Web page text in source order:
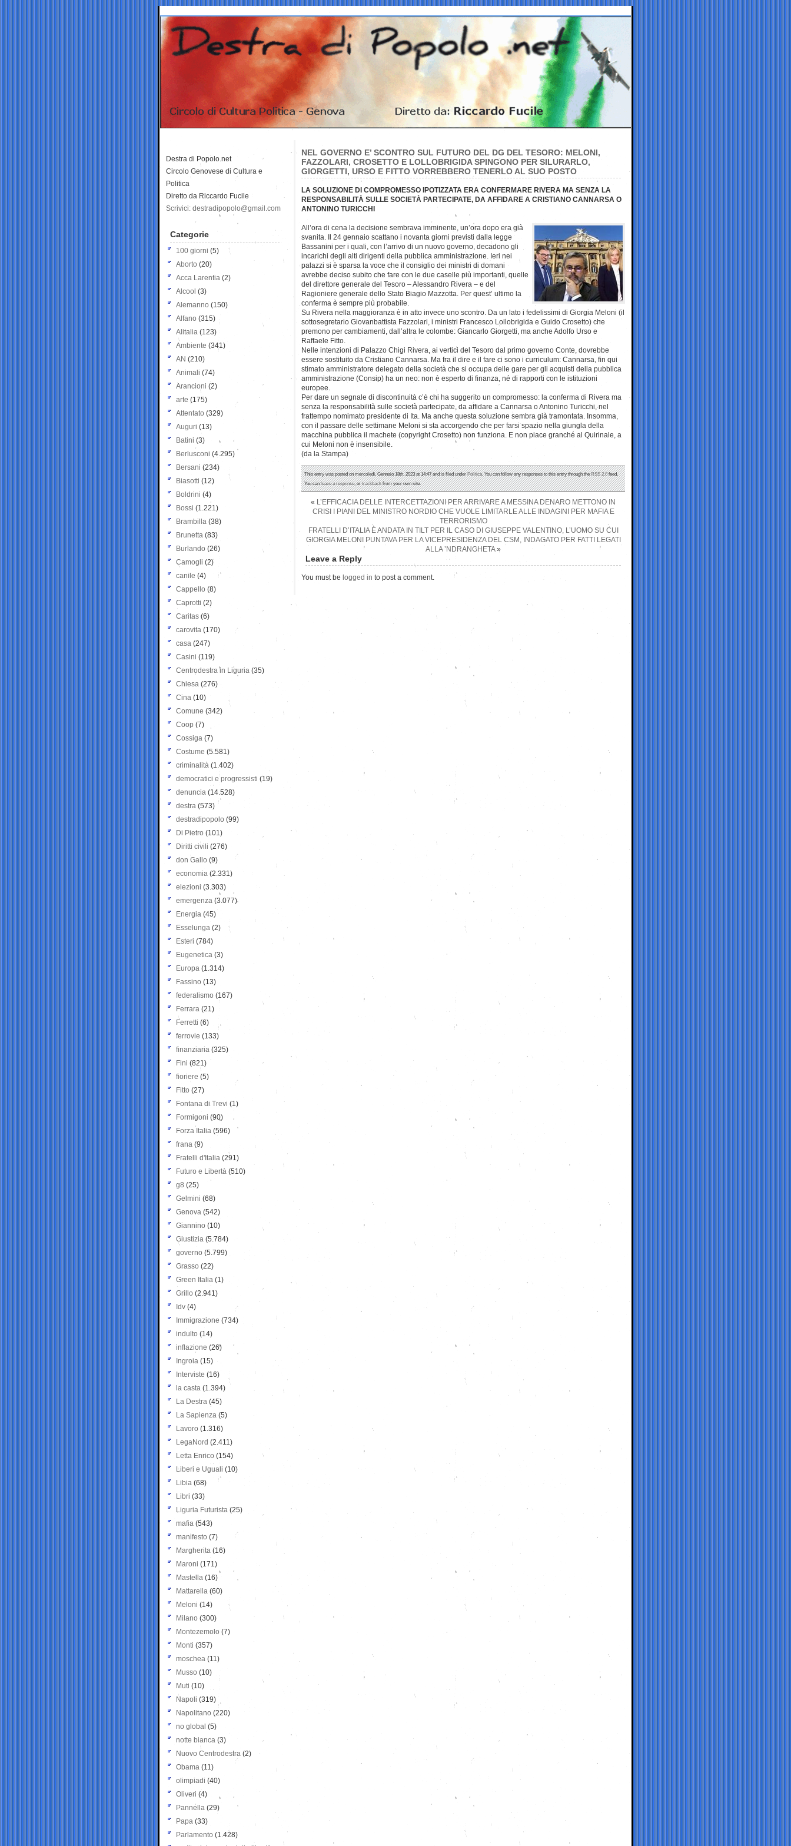
NEL GOVERNO E’ SCONTRO SUL FUTURO DEL DG DEL TESORO: MELONI,
FAZZOLARI, CROSETTO E LOLLOBRIGIDA SPINGONO PER SILURARLO,
GIORGETTI, URSO E FITTO VORREBBERO TENERLO AL SUO POSTO
LA SOLUZIONE DI COMPROMESSO IPOTIZZATA ERA CONFERMARE RIVERA MA SENZA LA
RESPONSABILITÀ SULLE SOCIETÀ PARTECIPATE, DA AFFIDARE A CRISTIANO CANNARSA O
ANTONINO TURICCHI
All’ora di cena la decisione sembrava imminente, un’ora dopo era già
svanita. Il 24 gennaio scattano i novanta giorni previsti dalla legge
Bassanini per i quali, con l’arrivo di un nuovo governo, decadono gli
incarichi degli alti dirigenti della pubblica amministrazione. Ieri nei
palazzi si è sparsa la voce che il consiglio dei ministri di domani
avrebbe deciso subito che fare con le due caselle più importanti, quelle
del direttore generale del Tesoro – Alessandro Rivera – e del
Ragioniere generale dello Stato Biagio Mazzotta. Per quest’ ultimo la
conferma è sempre più probabile.
Su Rivera nella maggioranza è in atto invece uno scontro. Da un lato i fedelissimi di Giorgia Meloni (il
sottosegretario Giovanbattista Fazzolari, i ministri Francesco Lollobrigida e Guido Crosetto) che
premono per cambiamenti, dall’altra le colombe: Giancarlo Giorgetti, ma anche Adolfo Urso e
Raffaele Fitto.
Nelle intenzioni di Palazzo Chigi Rivera, ai vertici del Tesoro dal primo governo Conte, dovrebbe
essere sostituito da Cristiano Cannarsa. Ma fra il dire e il fare ci sono i curriculum: Cannarsa, fin qui
stimato amministratore delegato della società che si occupa delle gare per gli acquisti della pubblica
amministrazione (Consip) ha un neo: non è esperto di finanza, né di rapporti con le istituzioni
europee.
Per dare un segnale di discontinuità c’è chi ha suggerito un compromesso: la conferma di Rivera ma
senza la responsabilità sulle società partecipate, da affidare a Cannarsa o Antonino Turicchi, nel
frattempo nomimato presidente di Ita. Ma anche questa soluzione sembra già tramontata. Insomma,
con il passare delle settimane Meloni si sta accorgendo che per farsi spazio nella giungla della
macchina pubblica il machete (copyright Crosetto) non funziona. E non piace granché al Quirinale, a
cui Meloni non è insensibile.
(da la Stampa)
This entry was posted on mercoledì, Gennaio 18th, 2023 at 14:47 and is filed underPolitica. You can follow any responses to this entry through theRSS 2.0feed.
You canleave a response, ortrackbackfrom your own site.
« L’EFFICACIA DELLE INTERCETTAZIONI PER ARRIVARE A MESSINA DENARO METTONO IN
CRISI I PIANI DEL MINISTRO NORDIO CHE VUOLE LIMITARLE ALLE INDAGINI PER MAFIA E
TERRORISMO
FRATELLI D’ITALIA È ANDATA IN TILT PER IL CASO DI GIUSEPPE VALENTINO, L’UOMO SU CUI
GIORGIA MELONI PUNTAVA PER LA VICEPRESIDENZA DEL CSM, INDAGATO PER FATTI LEGATI
ALLA ’NDRANGHETA»
Leave a Reply
You must be logged in to post a comment.
Destra di Popolo.net
Circolo Genovese di Cultura e
Politica
Diretto da Riccardo Fucile
Scrivici: destradipopolo@gmail.com
Categorie
100 giorni (5)
Aborto (20)
Acca Larentia (2)
Alcool (3)
Alemanno (150)
Alfano (315)
Alitalia (123)
Ambiente (341)
AN (210)
Animali (74)
Arancioni (2)
arte (175)
Attentato (329)
Auguri (13)
Batini (3)
Berlusconi (4.295)
Bersani (234)
Biasotti (12)
Boldrini (4)
Bossi (1.221)
Brambilla (38)
Brunetta (83)
Burlando (26)
Camogli (2)
canile (4)
Cappello (8)
Caprotti (2)
Caritas (6)
carovita (170)
casa (247)
Casini (119)
Centrodestra in Liguria (35)
Chiesa (276)
Cina (10)
Comune (342)
Coop (7)
Cossiga (7)
Costume (5.581)
criminalità (1.402)
democratici e progressisti (19)
denuncia (14.528)
destra (573)
destradipopolo (99)
Di Pietro (101)
Diritti civili (276)
don Gallo (9)
economia (2.331)
elezioni (3.303)
emergenza (3.077)
Energia (45)
Esselunga (2)
Esteri (784)
Eugenetica (3)
Europa (1.314)
Fassino (13)
federalismo (167)
Ferrara (21)
Ferretti (6)
ferrovie (133)
finanziaria (325)
Fini (821)
fioriere (5)
Fitto (27)
Fontana di Trevi (1)
Formigoni (90)
Forza Italia (596)
frana (9)
Fratelli d'Italia (291)
Futuro e Libertà (510)
g8 (25)
Gelmini (68)
Genova (542)
Giannino (10)
Giustizia (5.784)
governo (5.799)
Grasso (22)
Green Italia (1)
Grillo (2.941)
Idv (4)
Immigrazione (734)
indulto (14)
inflazione (26)
Ingroia (15)
Interviste (16)
la casta (1.394)
La Destra (45)
La Sapienza (5)
Lavoro (1.316)
LegaNord (2.411)
Letta Enrico (154)
Liberi e Uguali (10)
Libia (68)
Libri (33)
Liguria Futurista (25)
mafia (543)
manifesto (7)
Margherita (16)
Maroni (171)
Mastella (16)
Mattarella (60)
Meloni (14)
Milano (300)
Montezemolo (7)
Monti (357)
moschea (11)
Musso (10)
Muti (10)
Napoli (319)
Napolitano (220)
no global (5)
notte bianca (3)
Nuovo Centrodestra (2)
Obama (11)
olimpiadi (40)
Oliveri (4)
Pannella (29)
Papa (33)
Parlamento (1.428)